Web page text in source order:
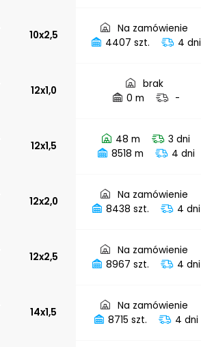
10x2,5
Na zamówienie
4407 szt.
4 dni
12x1,0
brak
0 m
-
12x1,5
48 m
3 dni
8518 m
4 dni
12x2,0
Na zamówienie
8438 szt.
4 dni
12x2,5
Na zamówienie
8967 szt.
4 dni
14x1,5
Na zamówienie
8715 szt.
4 dni